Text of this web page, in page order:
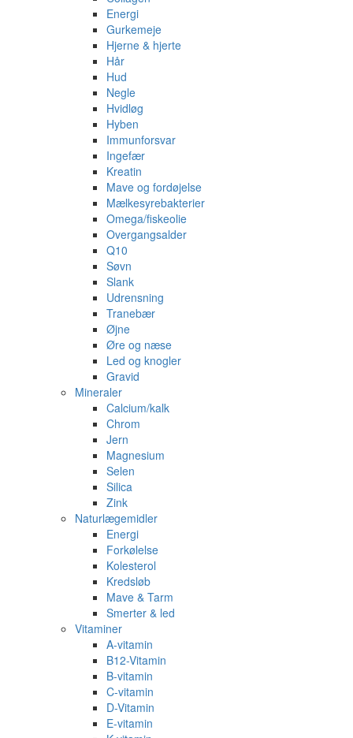
Energi
Gurkemeje
Hjerne & hjerte
Hår
Hud
Negle
Hvidløg
Hyben
Immunforsvar
Ingefær
Kreatin
Mave og fordøjelse
Mælkesyrebakterier
Omega/fiskeolie
Overgangsalder
Q10
Søvn
Slank
Udrensning
Tranebær
Øjne
Øre og næse
Led og knogler
Gravid
Mineraler
Calcium/kalk
Chrom
Jern
Magnesium
Selen
Silica
Zink
Naturlægemidler
Energi
Forkølelse
Kolesterol
Kredsløb
Mave & Tarm
Smerter & led
Vitaminer
A-vitamin
B12-Vitamin
B-vitamin
C-vitamin
D-Vitamin
E-vitamin